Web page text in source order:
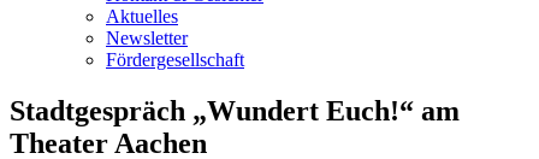
Aktuelles
Newsletter
Fördergesellschaft
Stadtgespräch „Wundert Euch!“ am
Theater Aachen